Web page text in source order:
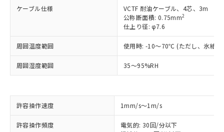
ケーブル仕様
VCTF 耐油ケーブル、4芯、3m
公称断面積: 0.75mm2
仕上り径: φ7.6
周囲温度範囲 使用時: -10～70℃ (ただし、氷結し
周囲湿度範囲 35～95%RH
許容操作速度 1mm/s～1m/s
許容操作頻度
電気的: 30回/分以下
※1 対応状況
対応済み：EU RoHS指令（10物質）の